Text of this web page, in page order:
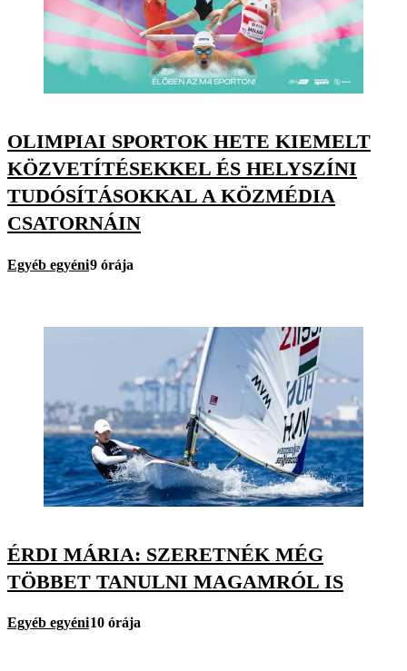
OLIMPIAI SPORTOK HETE KIEMELT
KÖZVETÍTÉSEKKEL ÉS HELYSZÍNI
TUDÓSÍTÁSOKKAL A KÖZMÉDIA
CSATORNÁIN
Egyéb egyéni9 órája
ÉRDI MÁRIA: SZERETNÉK MÉG
TÖBBET TANULNI MAGAMRÓL IS
Egyéb egyéni10 órája